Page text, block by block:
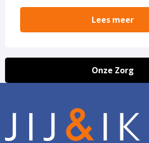
Lees meer
Onze Zorg